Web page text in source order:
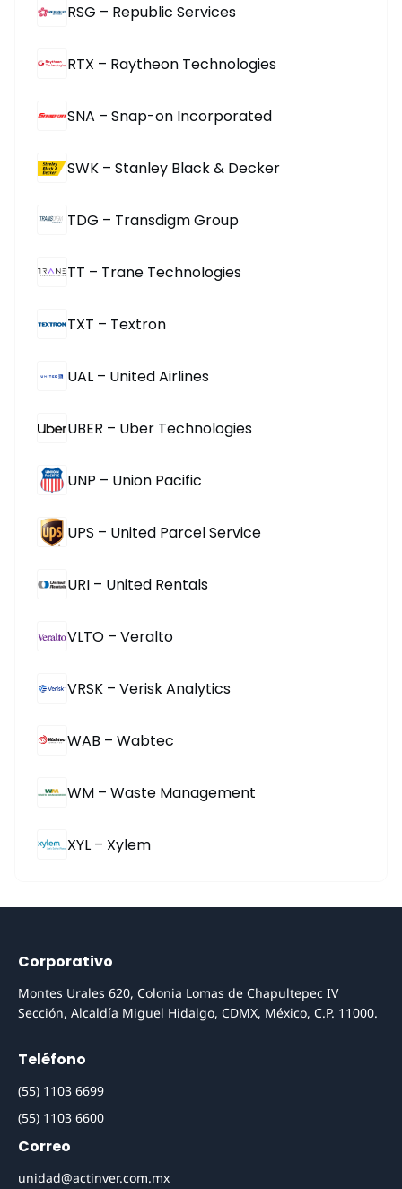
RSG – Republic Services
RTX – Raytheon Technologies
SNA – Snap-on Incorporated
SWK – Stanley Black & Decker
TDG – Transdigm Group
TT – Trane Technologies
TXT – Textron
UAL – United Airlines
UBER – Uber Technologies
UNP – Union Pacific
UPS – United Parcel Service
URI – United Rentals
VLTO – Veralto
VRSK – Verisk Analytics
WAB – Wabtec
WM – Waste Management
XYL – Xylem
Corporativo
Montes Urales 620, Colonia Lomas de Chapultepec IV
Sección, Alcaldía Miguel Hidalgo, CDMX, México, C.P. 11000.
Teléfono
(55) 1103 6699
(55) 1103 6600
Correo
unidad@actinver.com.mx